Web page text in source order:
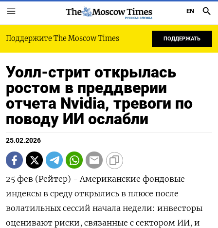
РУССКАЯ СЛУЖБА
EN
Поддержите The Moscow Times ПОДДЕРЖАТЬ
Уолл-стрит открылась
ростом в преддверии
отчета Nvidia, тревоги по
поводу ИИ ослабли
25.02.2026
25 фев (Рейтер) - Американские фондовые
‌индексы в ​среду открылись в ​плюсе ​после
⁠волатильных ‌сессий начала ‌недели: инвесторы
оценивают ​риски, ‌связанные с ​сектором ‌ИИ, и